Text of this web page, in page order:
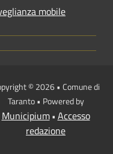
mobile
© 2026 • Comune di
Taranto • Powered by
Municipium• Accesso
redazione